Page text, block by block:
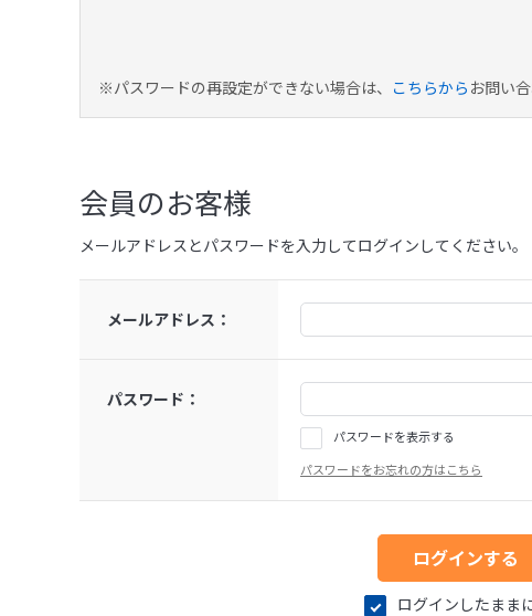
※パスワードの再設定ができない場合は、 こちらから お問い
会員のお客様
メールアドレスとパスワードを入力してログインしてください。
メールアドレス：
パスワード：
パスワードを表示する
パスワードをお忘れの方はこちら
ログインしたまま